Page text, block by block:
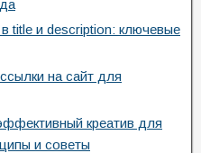
title и description: ключевые
на сайт для
креатив для
и советы